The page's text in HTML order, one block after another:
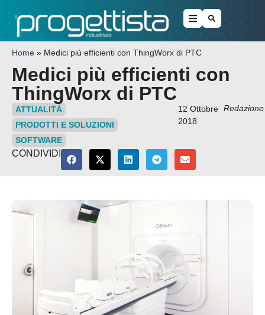
Home » Medici più efficienti con ThingWorx di PTC
Medici più efficienti con
ThingWorx di PTC
ATTUALITÀ
PRODOTTI E SOLUZIONI
SOFTWARE
12 Ottobre
2018
Redazione
CONDIVIDI